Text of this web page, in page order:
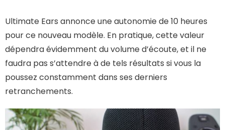
Ultimate Ears annonce une autonomie de 10 heures
pour ce nouveau modèle. En pratique, cette valeur
dépendra évidemment du volume d’écoute, et il ne
faudra pas s’attendre à de tels résultats si vous la
poussez constamment dans ses derniers
retranchements.